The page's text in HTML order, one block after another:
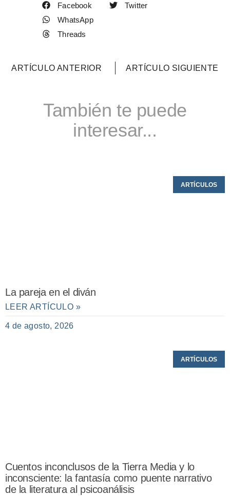
Facebook
Twitter
WhatsApp
Threads
ARTÍCULO ANTERIOR ARTÍCULO SIGUIENTE
También te puede
interesar...
ARTÍCULOS
La pareja en el diván
LEER ARTÍCULO »
4 de agosto, 2026
ARTÍCULOS
Cuentos inconclusos de la Tierra Media y lo
inconsciente: la fantasía como puente narrativo
de la literatura al psicoanálisis